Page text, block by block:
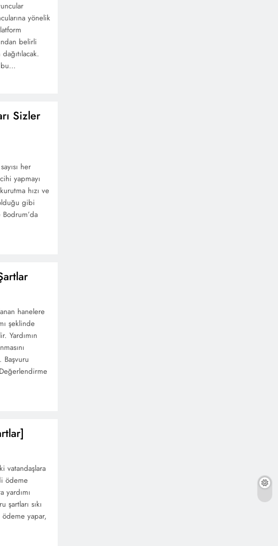
yönelik
belirli
bu…
Sizler
her
yapmayı
hızı ve
gibi
hanelere
şeklinde
Yardımın
Başvuru
vatandaşlara
ödeme
yardımı
sıkı
yapar,